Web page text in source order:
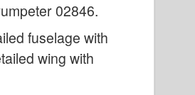
02846.
fuselage with
wing with